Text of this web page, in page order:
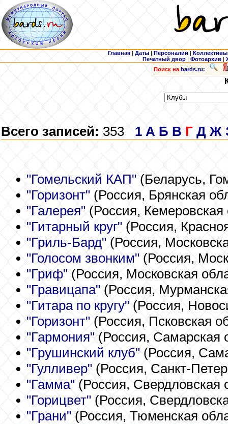
Главная | Даты | Персоналии | Коллективы
Печатный двор |Фотоархив |
Поиск на bards.ru:
Всего записей: 353 1 А Б В Г Д Ж
"Гомельский КАП"(Беларусь,
"Горизонт"(Россия, Брянская
"Галерея"(Россия, Кемеровская
"Гитарный круг"(Россия,
"Гриль-Бард"(Россия,
"Голосом звонким"(Россия,
"Гриф"(Россия, Московская
"Гравицапа"(Россия,
"Гитара по кругу"(Россия,
"Горизонт"(Россия, Псковская
"Гармония"(Россия, Самарская
"Грушинский клуб"(Россия,
"Гулливер"(Россия, Санкт-
"Гамма"(Россия, Свердловская
"Горицвет"(Россия,
"Грани"(Россия, Тюменская